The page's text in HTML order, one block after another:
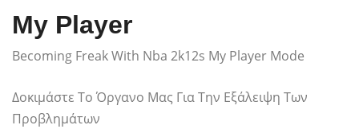
My Player
Becoming Freak With Nba 2k12s My Player Mode
Δοκιμάστε Το Όργανο Μας Για Την Εξάλειψη Των
Προβλημάτων